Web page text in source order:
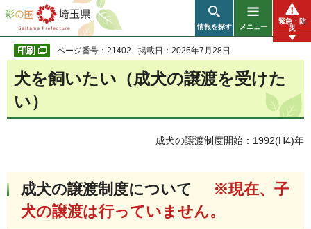
彩の国 埼玉県
情報を探す メニュー
緊急・防
災
ページ番号：21402 掲載日：2026年7月28日
犬を飼いたい（成犬の譲渡を受けた
い）
成犬の譲渡制度開始：1992(H4)年
成犬の譲渡制度について
※現在、子
犬の譲渡は行っていません。